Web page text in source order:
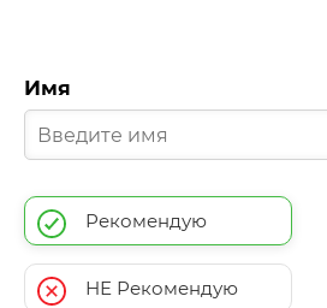
Имя
Рекомендую
НЕ Рекомендую